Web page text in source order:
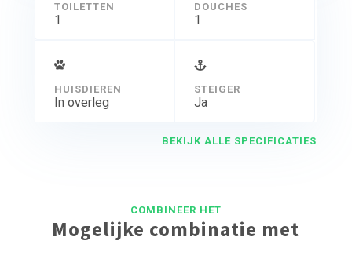
TOILETTEN
1
DOUCHES
1
HUISDIEREN
In overleg
STEIGER
Ja
BEKIJK ALLE SPECIFICATIES
COMBINEER HET
Mogelijke combinatie met